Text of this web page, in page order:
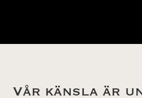
Vår känsla är